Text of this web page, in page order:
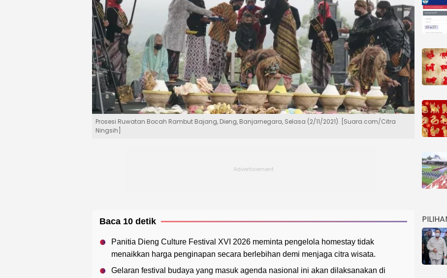
Prosesi Ruwatan Bocah Rambut Bajang, Dieng, Banjarnegara, Selasa (2/11/2021). [Suara.com/Citra
Ningsih]
Baca 10 detik
Panitia Dieng Culture Festival XVI 2026 meminta pengelola homestay tidak
menaikkan harga penginapan secara berlebihan demi menjaga citra wisata.
Gelaran festival budaya yang masuk agenda nasional ini akan dilaksanakan di